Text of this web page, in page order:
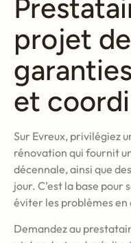
projet
et
Sur Evreux, privilégiez
rénovation qui fournit
décennale, ainsi que
jour. C’est la base
éviter les problèmes en
Demandez au